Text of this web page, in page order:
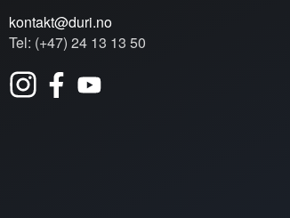
kontakt@duri.no
Tel: (+47) 24 13 13 50